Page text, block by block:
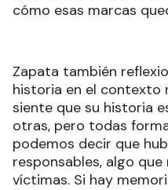
cómo esas marcas
Zapata también
historia en el contexto
siente que su historia
otras, pero todas
podemos decir que
responsables, algo
víctimas. Si hay